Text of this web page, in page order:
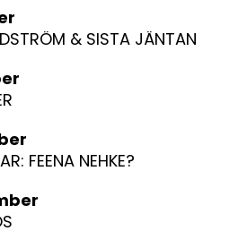
& SISTA JÄNTAN
FEENA NEHKE?